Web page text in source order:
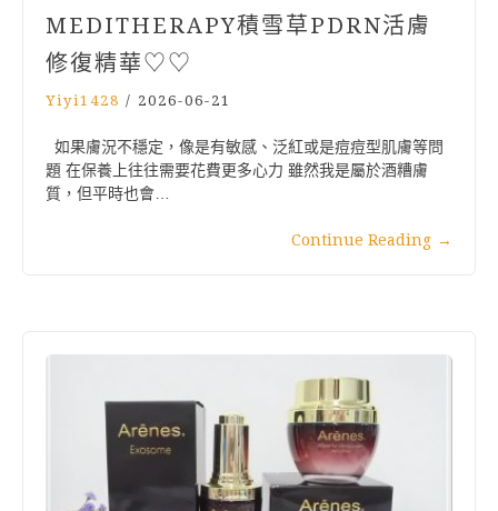
MEDITHERAPY積雪草PDRN活膚
修復精華♡♡
Yiyi1428 / 2026-06-21
如果膚況不穩定，像是有敏感、泛紅或是痘痘型肌膚等問
題 在保養上往往需要花費更多心力 雖然我是屬於酒糟膚
質，但平時也會…
Continue Reading →